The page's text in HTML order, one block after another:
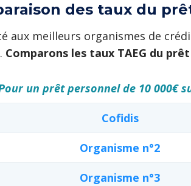
des taux du
aux meilleurs organismes de
. Comparons les taux TAEG du
un prêt personnel de 10 000€
Cofidis
Organisme n°2
Organisme n°3